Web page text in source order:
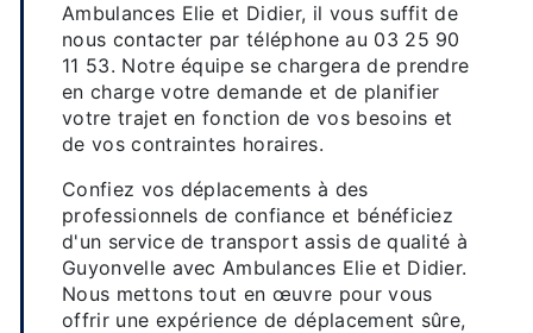
Ambulances Elie et Didier, il vous suffit de
nous contacter par téléphone au 03 25 90
11 53. Notre équipe se chargera de prendre
en charge votre demande et de planifier
votre trajet en fonction de vos besoins et
de vos contraintes horaires.
Confiez vos déplacements à des
professionnels de confiance et bénéficiez
d'un service de transport assis de qualité à
Guyonvelle avec Ambulances Elie et Didier.
Nous mettons tout en œuvre pour vous
offrir une expérience de déplacement sûre,